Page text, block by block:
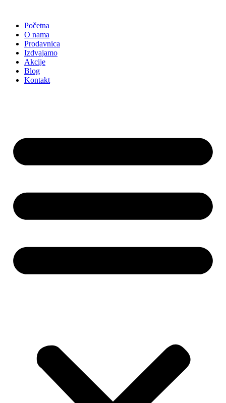
sadržajPočetna
O nama
Prodavnica
Izdvajamo
Akcije
Blog
Kontakt